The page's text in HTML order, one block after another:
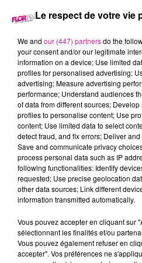
3 mars 2026 - 3 min 10 sec
68 NEWS DU 03 MARS
Retrouvez les 68 news du 03
constructeur à Réguisheim
TITRES DIFFUSÉS
Le respect de votre vie
We and our (447) partnersdo the
your consent and/or our legitimate
information on a device; Use limited
profiles for personalised advertising;
advertising; Measure advertising
performance; Understand audiences
of data from different sources;
profiles to personalise content; Use
content; Use limited data to select
detect fraud, and fix errors; Deliver
Save and communicate privacy
process personal data such as IP
following functionalities: Identify
requested; Use precise geolocation
other data sources; Link different
information transmitted automatically.
Vous pouvez accepter en cliquant sur
sélectionnant les finalités et/ou
Vous pouvez également refuser en
accepter". Vos préférences ne